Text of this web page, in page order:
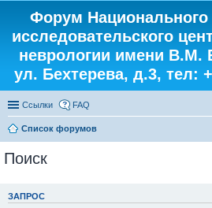
Форум Национального
исследовательского
неврологии имени В.М.
ул. Бехтерева, д.3, тел:
Ссылки FAQ
Список форумов
Поиск
ЗАПРОС